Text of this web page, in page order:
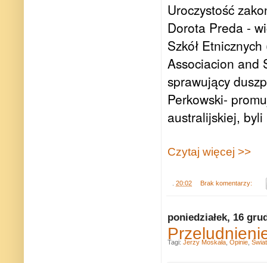
Uroczystość
Dorota Preda -
Szkół
Associacion and
sprawujący
Perkowski-
australijskiej,
Czytaj więcej >>
20:02 Brak komentarzy:
poniedziałek, 16
Tagi: Jerzy Moskała, Opinie, Świat